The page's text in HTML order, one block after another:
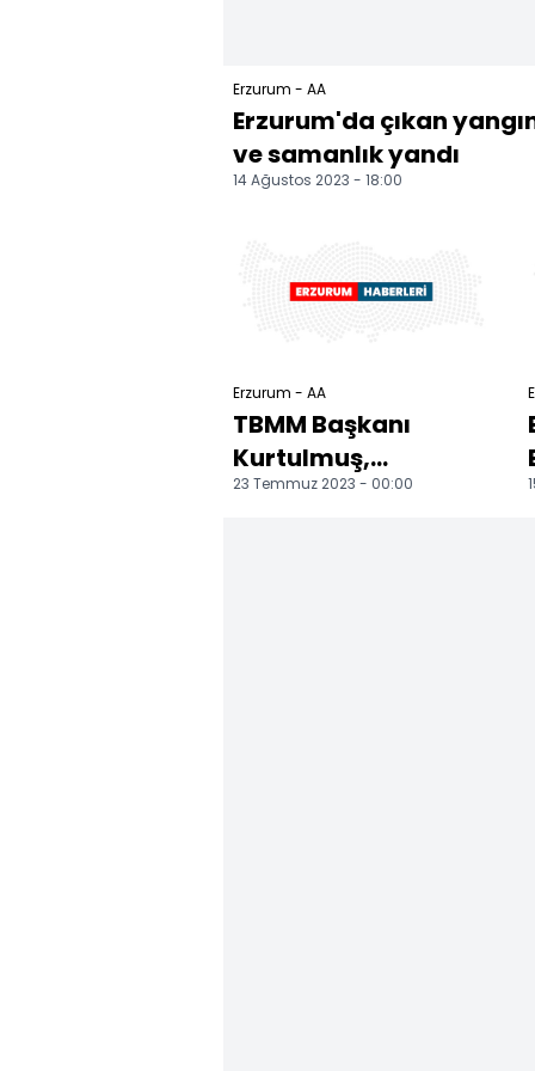
Erzurum - AA
Erzurum'da çıkan
ve samanlık yandı
14 Ağustos 2023 - 18:00
Erzurum - AA
TBMM Başkanı
Kurtulmuş,
Erzurum'da
23 Temmuz 2023 - 00:00